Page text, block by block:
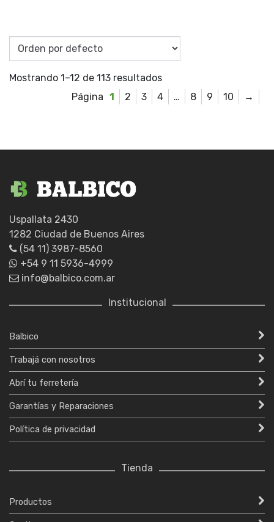
cantidad
Mostrando 1–12 de 113 resultados
1
2 3 4 … 8 9 10 →
Uspallata 2430
1282 Ciudad de Buenos Aires
(54 11) 3987-8560
+54 9 11 5936-4999
info@balbico.com.ar
Institucional
Balbico
Trabajá con nosotros
Abrí tu ferretería
Garantías y Reparaciones
Política de privacidad
Tienda
Productos